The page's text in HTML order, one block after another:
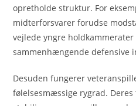
opretholde struktur. For
midterforsvarer forudse
vejlede yngre
sammenhængende defensive
Desuden fungerer
følelsesmæssige rygrad.